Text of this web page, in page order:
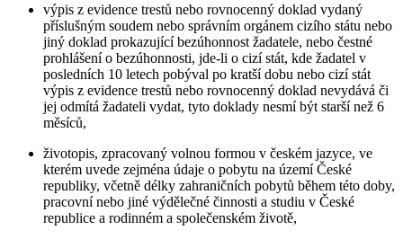
výpis z evidence trestů nebo rovnocenný doklad vydaný
příslušným soudem nebo správním orgánem cizího státu nebo
jiný doklad prokazující bezúhonnost žadatele, nebo čestné
prohlášení o bezúhonnosti, jde-li o cizí stát, kde žadatel v
posledních 10 letech pobýval po kratší dobu nebo cizí stát
výpis z evidence trestů nebo rovnocenný doklad nevydává či
jej odmítá žadateli vydat, tyto doklady nesmí být starší než 6
měsíců,
životopis, zpracovaný volnou formou v českém jazyce, ve
kterém uvede zejména údaje o pobytu na území České
republiky, včetně délky zahraničních pobytů během této doby,
pracovní nebo jiné výdělečné činnosti a studiu v České
republice a rodinném a společenském životě,